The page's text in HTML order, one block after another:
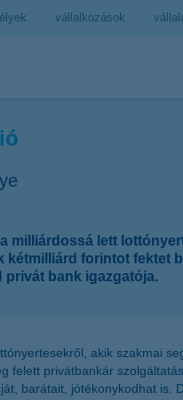
vállalkozások
milliárdossá lett
forintot fektet
privát bank igazgatója.
akik szakmai
felett privátbankár
barátait, jótékonykodhat